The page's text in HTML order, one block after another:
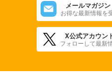
メールマガジン
お得な最新情報を
X公式アカウン
フォローして最新